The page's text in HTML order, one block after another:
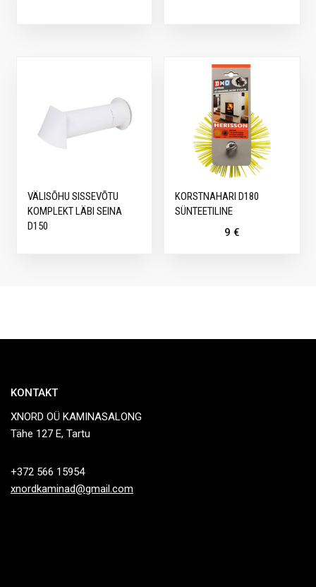
VÄLISÕHU SISSEVÕTU
KOMPLEKT LÄBI SEINA
D150
KORSTNAHARI D180
SÜNTEETILINE
9 €
KONTAKT
XNORD OÜ KAMINASALONG
Tähe 127 E, Tartu
+372 566 15954
xnordkaminad@gmail.com